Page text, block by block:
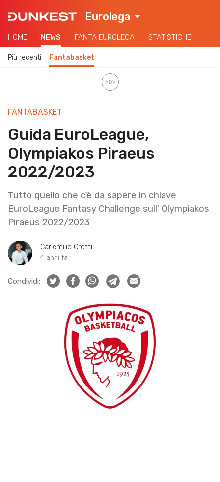
Eurolega
HOME NEWS FANTA EUROLEGA STATISTICHE
Più recenti Fantabasket
FANTABASKET
Guida EuroLeague,
Olympiakos Piraeus
2022/2023
Tutto quello che c’è da sapere in chiave
EuroLeague Fantasy Challenge sull’ Olympiakos
Piraeus 2022/2023
Carlemilio Crotti
4 anni fa
Condividi: